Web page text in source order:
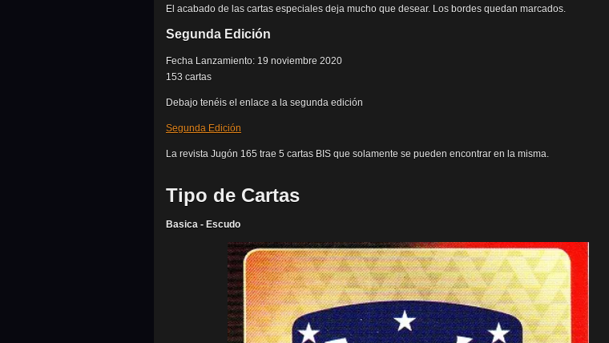
El acabado de las cartas especiales deja mucho que desear. Los bordes quedan marcados.
Segunda Edición
Fecha Lanzamiento: 19 noviembre 2020
153 cartas
Debajo tenéis el enlace a la segunda edición
Segunda Edición
La revista Jugón 165 trae 5 cartas BIS que solamente se pueden encontrar en la misma.
Tipo de Cartas
Basica - Escudo